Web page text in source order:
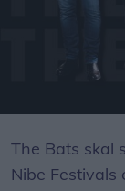
The Bats skal
Nibe Festivals